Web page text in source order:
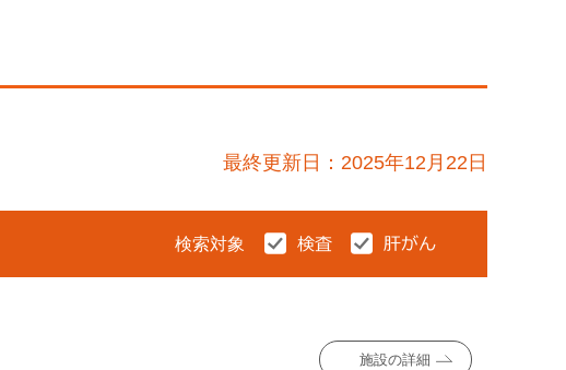
最終更新日：2025年12月22日
検索対象
施設の詳細